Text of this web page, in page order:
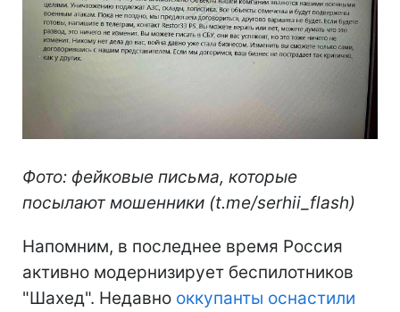
Фото: фейковые письма, которые
посылают мошенники (t.me/serhii_flash)
Напомним, в последнее время Россия
активно модернизирует беспилотников
"Шахед". Недавно оккупанты оснастили